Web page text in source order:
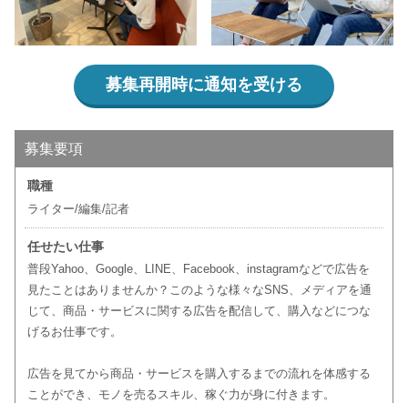
募集再開時に通知を受ける
募集要項
職種
ライター/編集/記者
任せたい仕事
普段Yahoo、Google、LINE、Facebook、instagramなどで広告を
見たことはありませんか？このような様々なSNS、メディアを通
じて、商品・サービスに関する広告を配信して、購入などにつな
げるお仕事です。
広告を見てから商品・サービスを購入するまでの流れを体感する
ことができ、モノを売るスキル、稼ぐ力が身に付きます。